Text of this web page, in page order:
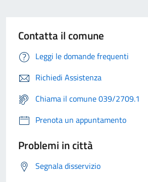
Contatta il comune
Leggi le domande frequenti
Richiedi Assistenza
Chiama il comune 039/2709.1
Prenota un appuntamento
Problemi in città
Segnala disservizio